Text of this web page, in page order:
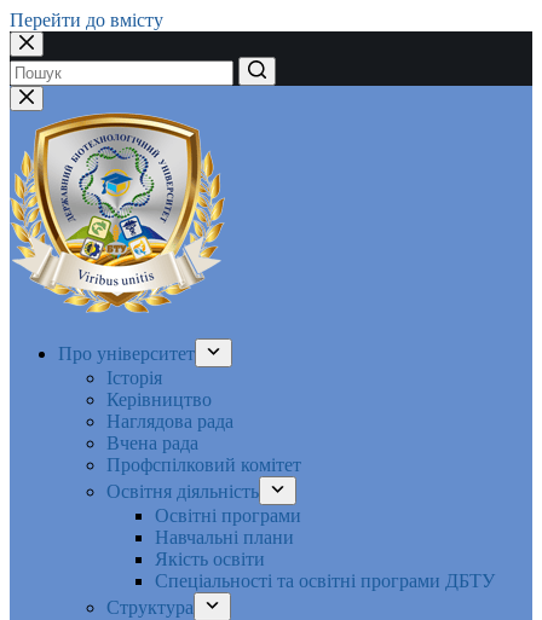
Перейти до вмісту
Немає
результатів
Про університет
Історія
Керівництво
Наглядова рада
Вчена рада
Профспілковий комітет
Освітня діяльність
Освітні програми
Навчальні плани
Якість освіти
Спеціальності та освітні програми ДБТУ
Структура